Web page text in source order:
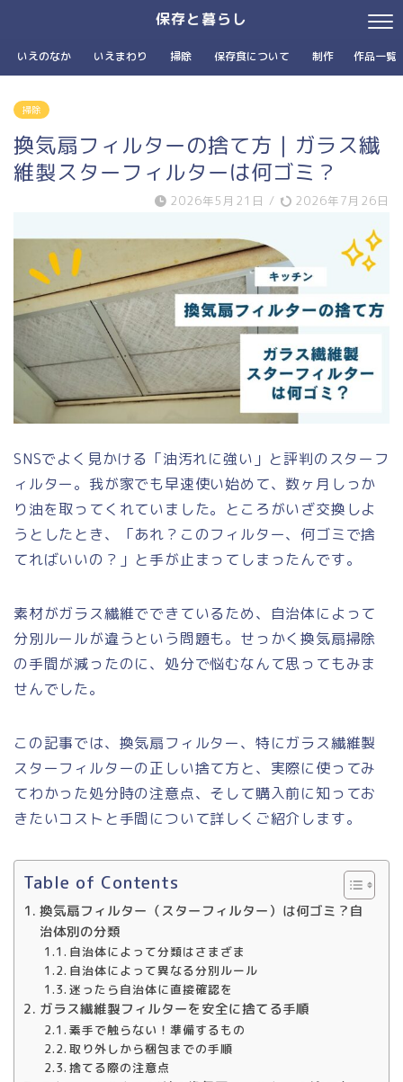
保存と暮らし
いえのなか いえまわり 掃除 保存食について 制作 作品一覧
掃除
換気扇フィルターの捨て方｜ガラス繊
維製スターフィルターは何ゴミ？
2026年5月21日 / 2026年7月26日
SNSでよく見かける「油汚れに強い」と評判のスターフ
ィルター。我が家でも早速使い始めて、数ヶ月しっか
り油を取ってくれていました。ところがいざ交換しよ
うとしたとき、「あれ？このフィルター、何ゴミで捨
てればいいの？」と手が止まってしまったんです。
素材がガラス繊維でできているため、自治体によって
分別ルールが違うという問題も。せっかく換気扇掃除
の手間が減ったのに、処分で悩むなんて思ってもみま
せんでした。
この記事では、換気扇フィルター、特にガラス繊維製
スターフィルターの正しい捨て方と、実際に使ってみ
てわかった処分時の注意点、そして購入前に知ってお
きたいコストと手間について詳しくご紹介します。
Table of Contents
換気扇フィルター（スターフィルター）は何ゴミ？自
治体別の分類
自治体によって分類はさまざま
自治体によって異なる分別ルール
迷ったら自治体に直接確認を
ガラス繊維製フィルターを安全に捨てる手順
素手で触らない！準備するもの
取り外しから梱包までの手順
捨てる際の注意点